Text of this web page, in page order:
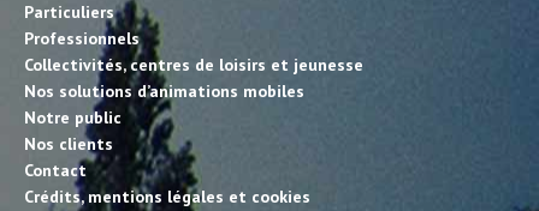
Particuliers
Professionnels
Collectivités, centres de loisirs et jeunesse
Nos solutions d’animations mobiles
Notre public
Nos clients
Contact
Crédits, mentions légales et cookies